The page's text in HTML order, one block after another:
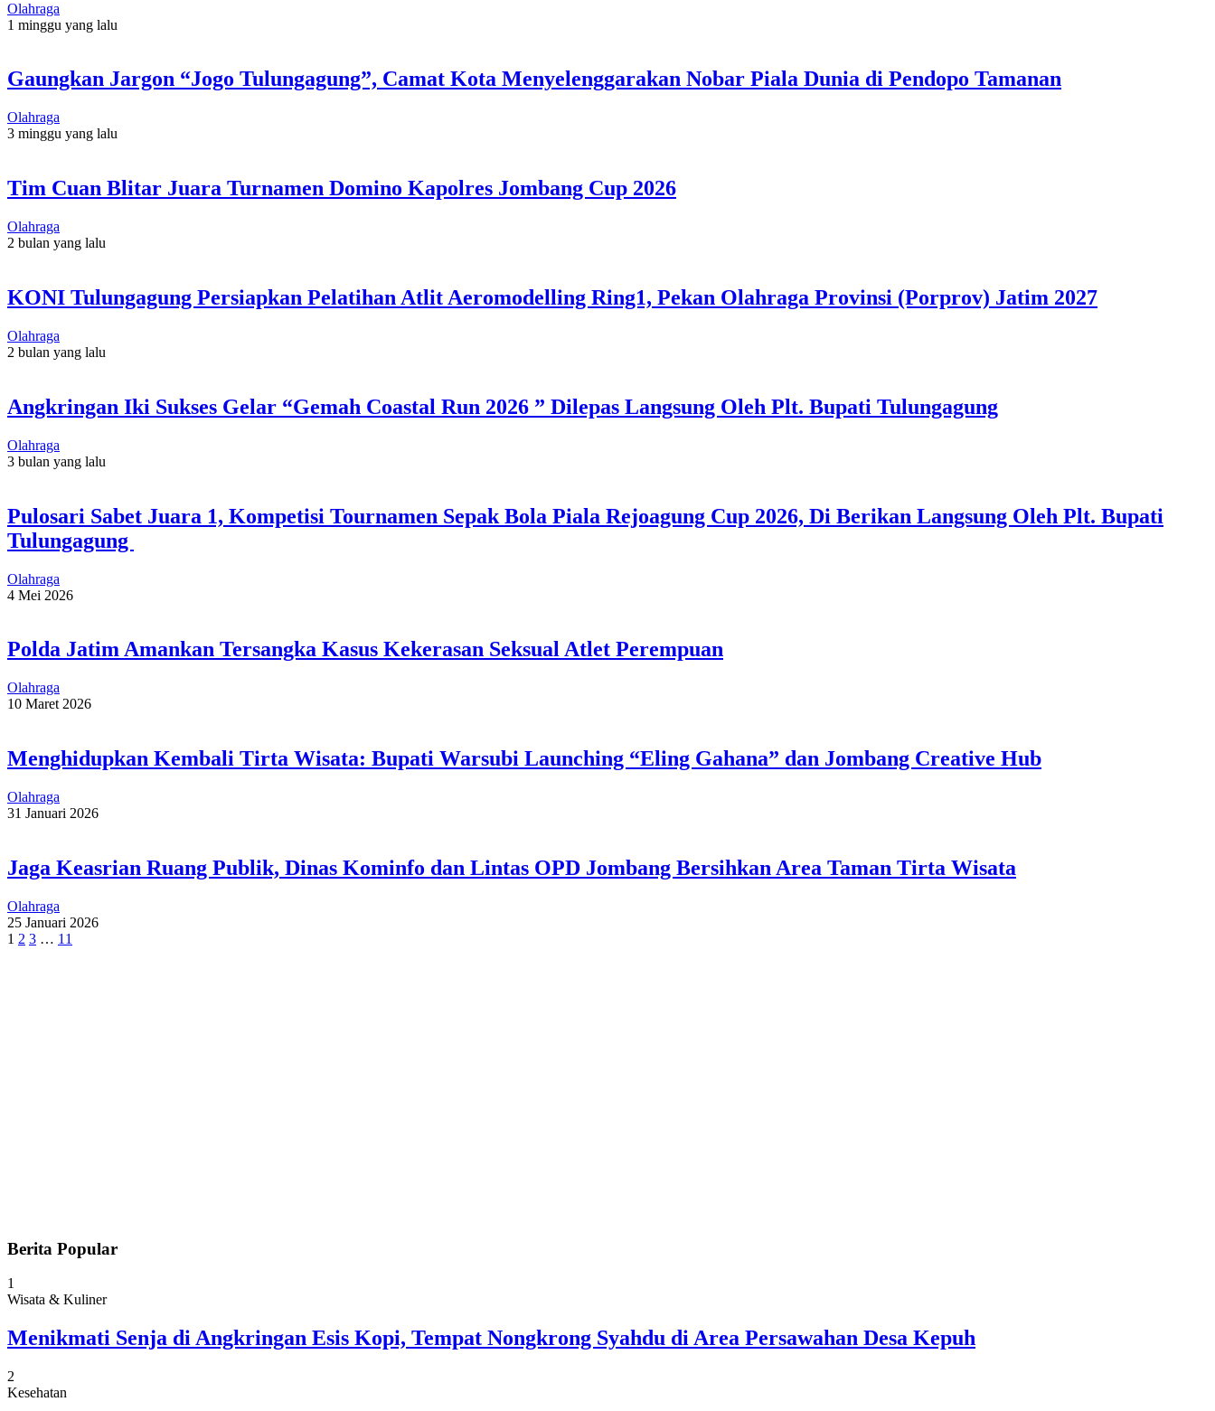
Olahraga
1 minggu yang lalu
Gaungkan Jargon “Jogo Tulungagung”, Camat Kota Menyelenggarakan Nobar Piala Dunia di Pendopo Tamanan
Olahraga
3 minggu yang lalu
Tim Cuan Blitar Juara Turnamen Domino Kapolres Jombang Cup 2026
Olahraga
2 bulan yang lalu
KONI Tulungagung Persiapkan Pelatihan Atlit Aeromodelling Ring1, Pekan Olahraga Provinsi (Porprov) Jatim 2027
Olahraga
2 bulan yang lalu
Angkringan Iki Sukses Gelar “Gemah Coastal Run 2026 ” Dilepas Langsung Oleh Plt. Bupati Tulungagung
Olahraga
3 bulan yang lalu
Pulosari Sabet Juara 1, Kompetisi Tournamen Sepak Bola Piala Rejoagung Cup 2026, Di Berikan Langsung Oleh Plt. Bupati
Tulungagung
Olahraga
4 Mei 2026
Polda Jatim Amankan Tersangka Kasus Kekerasan Seksual Atlet Perempuan
Olahraga
10 Maret 2026
Menghidupkan Kembali Tirta Wisata: Bupati Warsubi Launching “Eling Gahana” dan Jombang Creative Hub
Olahraga
31 Januari 2026
Jaga Keasrian Ruang Publik, Dinas Kominfo dan Lintas OPD Jombang Bersihkan Area Taman Tirta Wisata
Olahraga
25 Januari 2026
1 2 3 … 11
Berita Popular
1
Wisata & Kuliner
Menikmati Senja di Angkringan Esis Kopi, Tempat Nongkrong Syahdu di Area Persawahan Desa Kepuh
2
Kesehatan